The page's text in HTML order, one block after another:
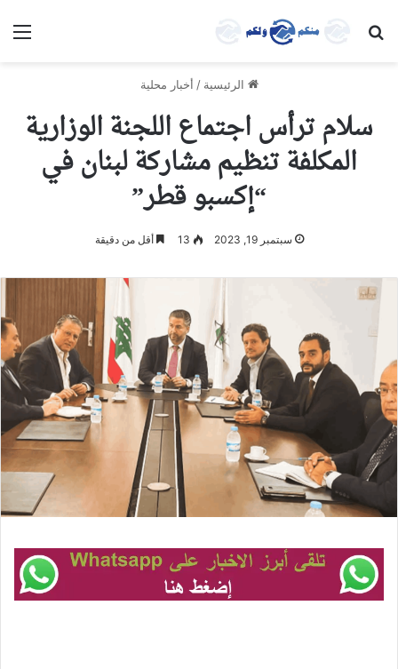
بحث عن
الرئيسية / أخبار محلية
سلام ترأس اجتماع اللجنة الوزارية
المكلفة تنظيم مشاركة لبنان في
“إكسبو قطر”
سبتمبر 19, 2023 13 أقل من دقيقة